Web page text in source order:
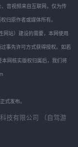
音视频来自互联网，仅为传
归原作者或媒体所有。
站）建设的需要，本网使用
事先许可方式获得授权。如若
网核实版权归属后，我们将
发布。
技有限公司 （自驾游